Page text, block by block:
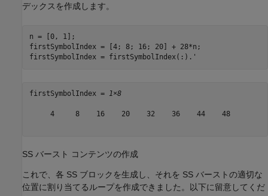
デックスを作成します。
n = [0, 1];
firstSymbolIndex = [4; 8; 16; 20] + 28*n;
firstSymbolIndex = firstSymbolIndex(:).'
firstSymbolIndex = 1×8
     4     8    16    20    32    36    44    48
SS バースト コンテンツの作成
これで、各 SS ブロックを生成し、それを SS バーストの適切な
位置に割り当てるループを作成できました。以下に留意してくだ